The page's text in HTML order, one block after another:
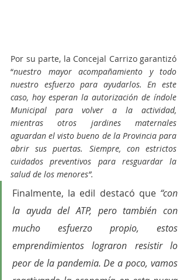
Por su parte, la Concejal Carrizo garantizó
“nuestro mayor acompañamiento y todo
nuestro esfuerzo para ayudarlos. En este
caso, hoy esperan la autorización de índole
Municipal para volver a la actividad,
mientras otros jardines maternales
aguardan el visto bueno de la Provincia para
abrir sus puertas. Siempre, con estrictos
cuidados preventivos para resguardar la
salud de los menores”.
Finalmente, la edil destacó que “con
la ayuda del ATP, pero también con
mucho esfuerzo propio, estos
emprendimientos lograron resistir lo
peor de la pandemia. De a poco, vamos